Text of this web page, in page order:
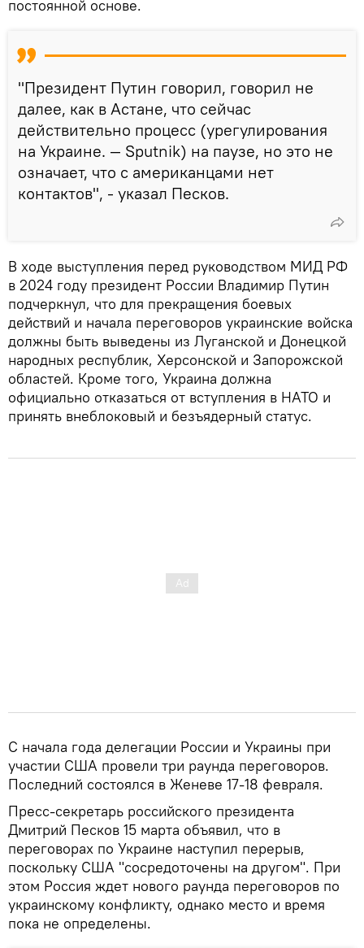
постоянной основе.
"Президент Путин говорил, говорил не
далее, как в Астане, что сейчас
действительно процесс (урегулирования
на Украине. — Sputnik) на паузе, но это не
означает, что с американцами нет
контактов", - указал Песков.
В ходе выступления перед руководством МИД РФ
в 2024 году президент России Владимир Путин
подчеркнул, что для прекращения боевых
действий и начала переговоров украинские войска
должны быть выведены из Луганской и Донецкой
народных республик, Херсонской и Запорожской
областей. Кроме того, Украина должна
официально отказаться от вступления в НАТО и
принять внеблоковый и безъядерный статус.
С начала года делегации России и Украины при
участии США провели три раунда переговоров.
Последний состоялся в Женеве 17-18 февраля.
Пресс-секретарь российского президента
Дмитрий Песков 15 марта объявил, что в
переговорах по Украине наступил перерыв,
поскольку США "сосредоточены на другом". При
этом Россия ждет нового раунда переговоров по
украинскому конфликту, однако место и время
пока не определены.